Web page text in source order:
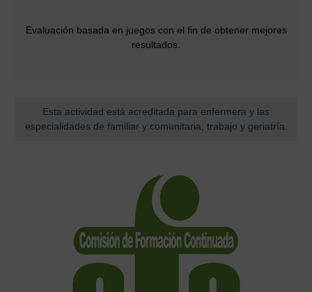
Evaluación basada en juegos con el fin de obtener mejores
resultados.
Esta actividad está acreditada para enfermera y las
especialidades de familiar y comunitaria, trabajo y geriatría.